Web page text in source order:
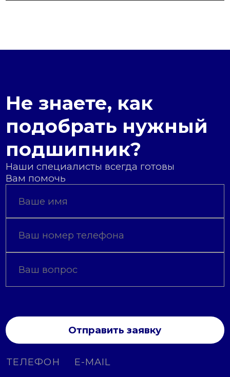
Не знаете, как
подобрать нужный
подшипник?
Наши специалисты всегда готовы
Вам помочь
Отправить заявку
ТЕЛЕФОН E-MAIL